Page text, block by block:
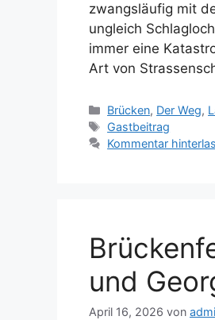
zwangsläufig mit
ungleich
immer eine
Art von
Kategorien
Brücken, Der Weg,
Schlagwörter
Gastbeitrag
Kommentar
und
April 16, 2026 von